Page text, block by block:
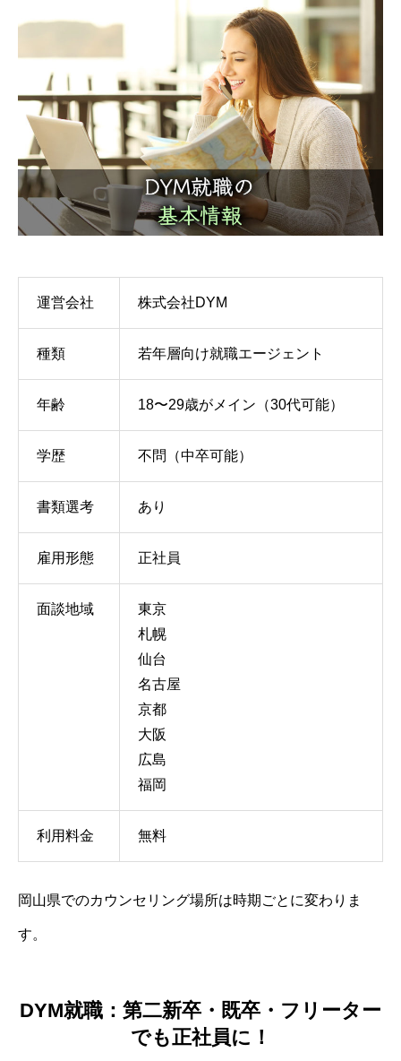
運営会社 株式会社DYM
種類 若年層向け就職エージェント
年齢 18〜29歳がメイン（30代可能）
学歴 不問（中卒可能）
書類選考 あり
雇用形態 正社員
面談地域
東京
札幌
仙台
名古屋
京都
大阪
広島
福岡
利用料金 無料
岡山県でのカウンセリング場所は時期ごとに変わりま
す。
DYM就職：第二新卒・既卒・フリーター
でも正社員に！